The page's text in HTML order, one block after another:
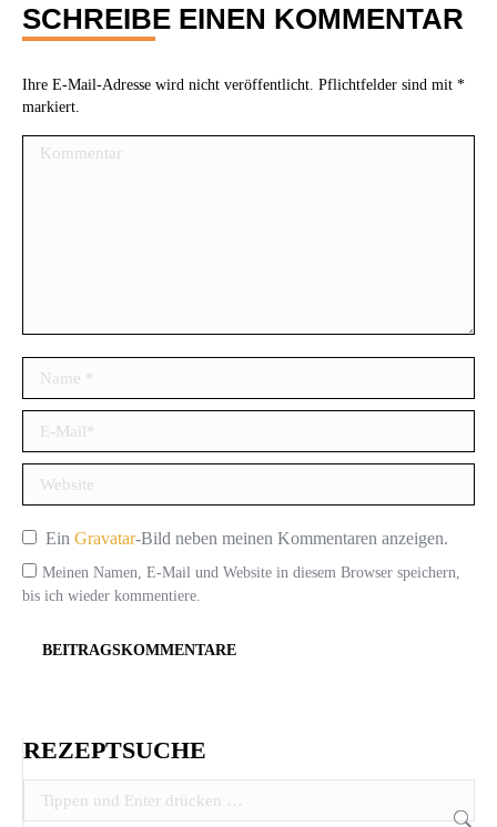
SCHREIBE EINEN KOMMENTAR
Ihre E-Mail-Adresse wird nicht veröffentlicht. Pflichtfelder sind mit *
markiert.
Kommentar
EinGravatar-Bild neben meinen Kommentaren anzeigen.
Meinen Namen, E-Mail und Website in diesem Browser speichern,
bis ich wieder kommentiere.
BEITRAGSKOMMENTARE
REZEPTSUCHE